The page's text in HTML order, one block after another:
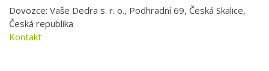
Dovozce: Vaše Dedra s. r. o., Podhradní 69, Česká Skalice,
Česká republika
Kontakt